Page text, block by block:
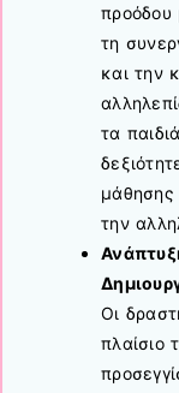
προόδου
τη
και την
τα
μάθησης
την
Οι
πλαίσιο